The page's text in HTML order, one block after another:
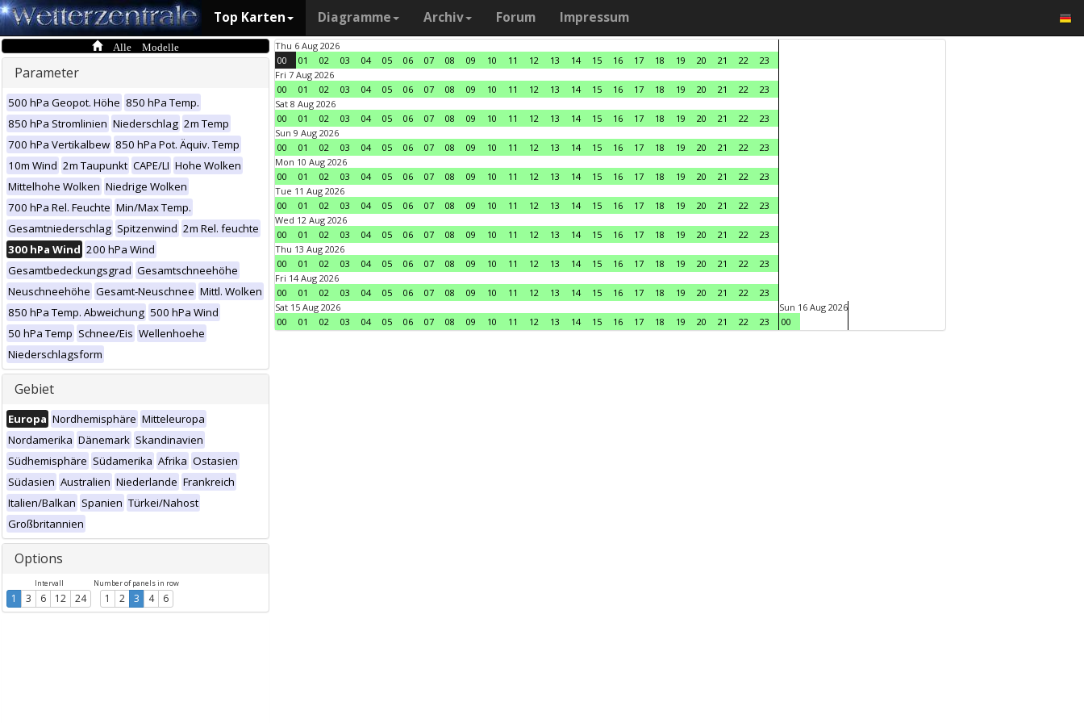
Top Karten Diagramme Archiv Forum Impressum
Alle Modelle
Parameter
500 hPa Geopot. Höhe 850 hPa Temp.
850 hPa Stromlinien Niederschlag 2m Temp
700 hPa Vertikalbew 850 hPa Pot. Äquiv. Temp
10m Wind 2m Taupunkt CAPE/LI Hohe Wolken
Mittelhohe Wolken Niedrige Wolken
700 hPa Rel. Feuchte Min/Max Temp.
Gesamtniederschlag Spitzenwind 2m Rel. feuchte
300 hPa Wind 200 hPa Wind
Gesamtbedeckungsgrad Gesamtschneehöhe
Neuschneehöhe Gesamt-Neuschnee Mittl. Wolken
850 hPa Temp. Abweichung 500 hPa Wind
50 hPa Temp Schnee/Eis Wellenhoehe
Niederschlagsform
Gebiet
Europa Nordhemisphäre Mitteleuropa
Nordamerika Dänemark Skandinavien
Südhemisphäre Südamerika Afrika Ostasien
Südasien Australien Niederlande Frankreich
Italien/Balkan Spanien Türkei/Nahost
Großbritannien
Options
Intervall
1 3 6 12 24
Number of panels in row
1 2 3 4 6
Thu 6 Aug 2026
00
01 02 03 04 05 06 07 08 09 10 11 12 13 14 15 16 17 18 19 20 21 22
23
Fri 7 Aug 2026
00
01 02 03 04 05 06 07 08 09 10 11 12 13 14 15 16 17 18 19 20 21 22
23
Sat 8 Aug 2026
00
01 02 03 04 05 06 07 08 09 10 11 12 13 14 15 16 17 18 19 20 21 22
23
Sun 9 Aug 2026
00
01 02 03 04 05 06 07 08 09 10 11 12 13 14 15 16 17 18 19 20 21 22
23
Mon 10 Aug 2026
00
01 02 03 04 05 06 07 08 09 10 11 12 13 14 15 16 17 18 19 20 21 22
23
Tue 11 Aug 2026
00
01 02 03 04 05 06 07 08 09 10 11 12 13 14 15 16 17 18 19 20 21 22
23
Wed 12 Aug 2026
00
01 02 03 04 05 06 07 08 09 10 11 12 13 14 15 16 17 18 19 20 21 22
23
Thu 13 Aug 2026
00
01 02 03 04 05 06 07 08 09 10 11 12 13 14 15 16 17 18 19 20 21 22
23
Fri 14 Aug 2026
00
01 02 03 04 05 06 07 08 09 10 11 12 13 14 15 16 17 18 19 20 21 22
23
Sat 15 Aug 2026
00
01 02 03 04 05 06 07 08 09 10 11 12 13 14 15 16 17 18 19 20 21 22 23
Sun 16 Aug 2026
00